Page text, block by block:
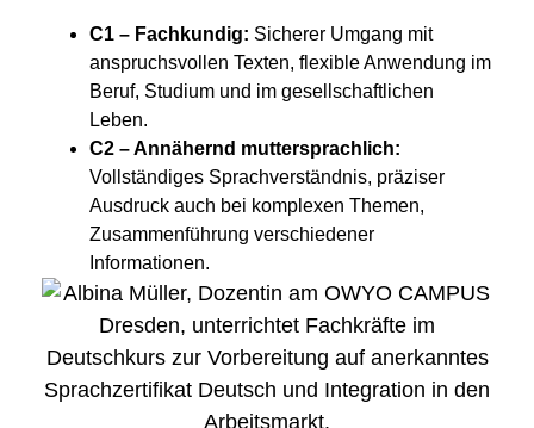
C1 – Fachkundig: Sicherer Umgang mit
anspruchsvollen Texten, flexible Anwendung im
Beruf, Studium und im gesellschaftlichen
Leben.
C2 – Annähernd muttersprachlich:
Vollständiges Sprachverständnis, präziser
Ausdruck auch bei komplexen Themen,
Zusammenführung verschiedener
Informationen.